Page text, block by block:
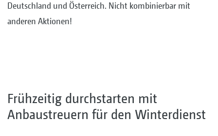
Deutschland und Österreich. Nicht kombinierbar mit
anderen Aktionen!
Frühzeitig durchstarten mit
Anbaustreuern für den Winterdienst